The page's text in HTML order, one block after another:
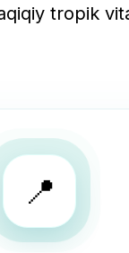
tropik
📍